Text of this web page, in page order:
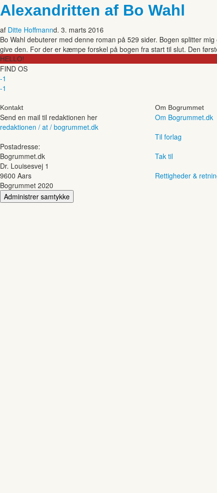
Alexandritten af Bo Wahl
af Ditte Hoffmannd. 3. marts 2016
Bo Wahl debuterer med denne roman på 529 sider. Bogen splitter
give den. For der er kæmpe forskel på bogen fra start til slut. Den
HELLO!
FIND OS
-1
-1
Kontakt
Send en mail til redaktionen her
redaktionen / at / bogrummet.dk
Postadresse:
Bogrummet.dk
Dr. Louisesvej 1
9600 Aars
Om Bogrummet
Om Bogrummet.dk
Til forlag
Tak til
Rettigheder &
Bogrummet 2020
Administrer samtykke